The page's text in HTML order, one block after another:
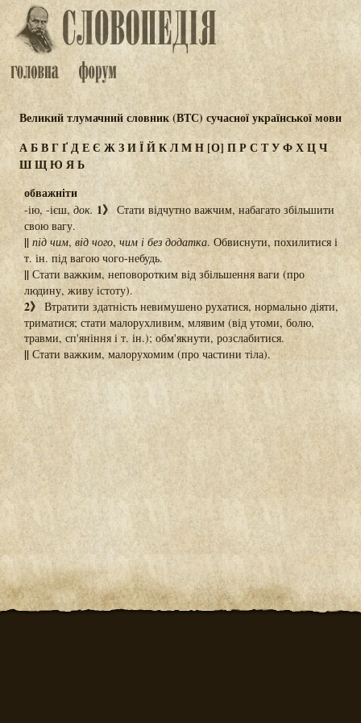
Великий тлумачний словник (ВТС) сучасної української мови
АБВГҐДЕЄ ЖЗИЇЙКЛМН[О] ПР СТУФХЦЧ
ШЩЮЯЬ
обважніти
-ію, -ієш, док. 1》 Стати відчутно важчим, набагато збільшити
свою вагу.
|| під чим, від чого, чим і без додатка. Обвиснути, похилитися і
т. ін. під вагою чого-небудь.
|| Стати важким, неповоротким від збільшення ваги (про
людину, живу істоту).
2》 Втратити здатність невимушено рухатися, нормально діяти,
триматися; стати малорухливим, млявим (від утоми, болю,
травми, сп'яніння і т. ін.); обм'якнути, розслабитися.
|| Стати важким, малорухомим (про частини тіла).